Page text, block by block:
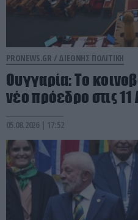
PRONEWS.GR / ΔΙΕΘΝΗΣ ΠΟΛΙΤΙΚΗ
Ουγγαρία: Το
νέο πρόεδρο στις
05.08.2026 | 17:52